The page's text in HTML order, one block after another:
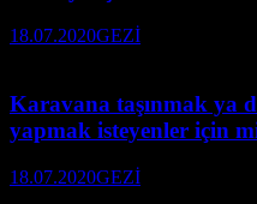
18.07.2020GEZİ
Karavana taşınmak ya
yapmak isteyenler için
18.07.2020GEZİ